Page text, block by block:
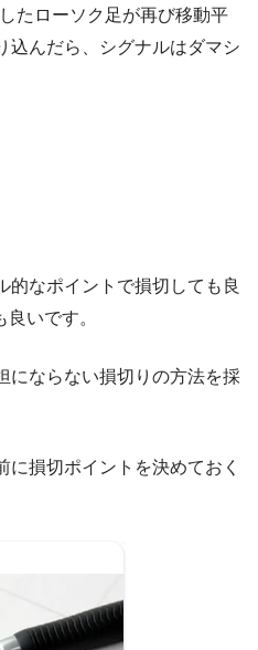
たローソク足が再び移動平
込んだら、シグナルはダマシ
的なポイントで損切しても良
いです。
にならない損切りの方法を採
損切ポイントを決めておく